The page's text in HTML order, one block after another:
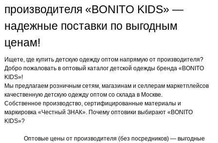
производителя «BONITO KIDS» —
надежные поставки по выгодным
ценам!
Ищете, где купить детскую одежду оптом напрямую от производителя?
Добро пожаловать в оптовый каталог детской одежды бренда «BONITO
KIDS»!
Мы предлагаем розничным сетям, магазинам и селлерам маркетплейсов
качественную детскую одежду оптом со склада в Москве.
Собственное производство, сертифицированные материалы и
маркировка «Честный ЗНАК». Почему оптовики выбирают «BONITO
KIDS»?
Оптовые цены от производителя (без посредников) — выгодные